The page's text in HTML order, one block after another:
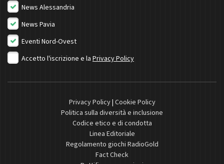
News Alessandria
News Pavia
Eventi Nord-Ovest
Accetto l'iscrizione e la Privacy Policy
Privacy Policy| Cookie Policy
Politica sulla diversità e inclusione
Codice etico e di condotta
Linea Editoriale
Regolamento giochi RadioGold
Fact Check